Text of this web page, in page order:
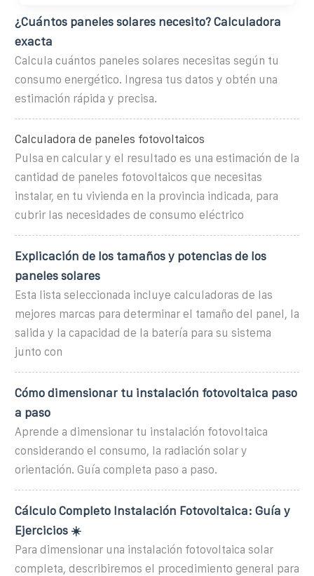
¿Cuántos paneles solares necesito? Calculadora
exacta
Calcula cuántos paneles solares necesitas según tu
consumo energético. Ingresa tus datos y obtén una
estimación rápida y precisa.
Calculadora de paneles fotovoltaicos
Pulsa en calcular y el resultado es una estimación de la
cantidad de paneles fotovoltaicos que necesitas
instalar, en tu vivienda en la provincia indicada, para
cubrir las necesidades de consumo eléctrico
Explicación de los tamaños y potencias de los
paneles solares
Esta lista seleccionada incluye calculadoras de las
mejores marcas para determinar el tamaño del panel, la
salida y la capacidad de la batería para su sistema
junto con
Cómo dimensionar tu instalación fotovoltaica paso
a paso
Aprende a dimensionar tu instalación fotovoltaica
considerando el consumo, la radiación solar y
orientación. Guía completa paso a paso.
Cálculo Completo Instalación Fotovoltaica: Guía y
Ejercicios ☀️
Para dimensionar una instalación fotovoltaica solar
completa, describiremos el procedimiento general para